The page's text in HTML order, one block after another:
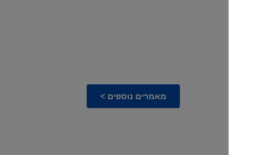
מאמרים נוספים >